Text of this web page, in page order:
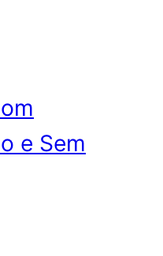
e Sem